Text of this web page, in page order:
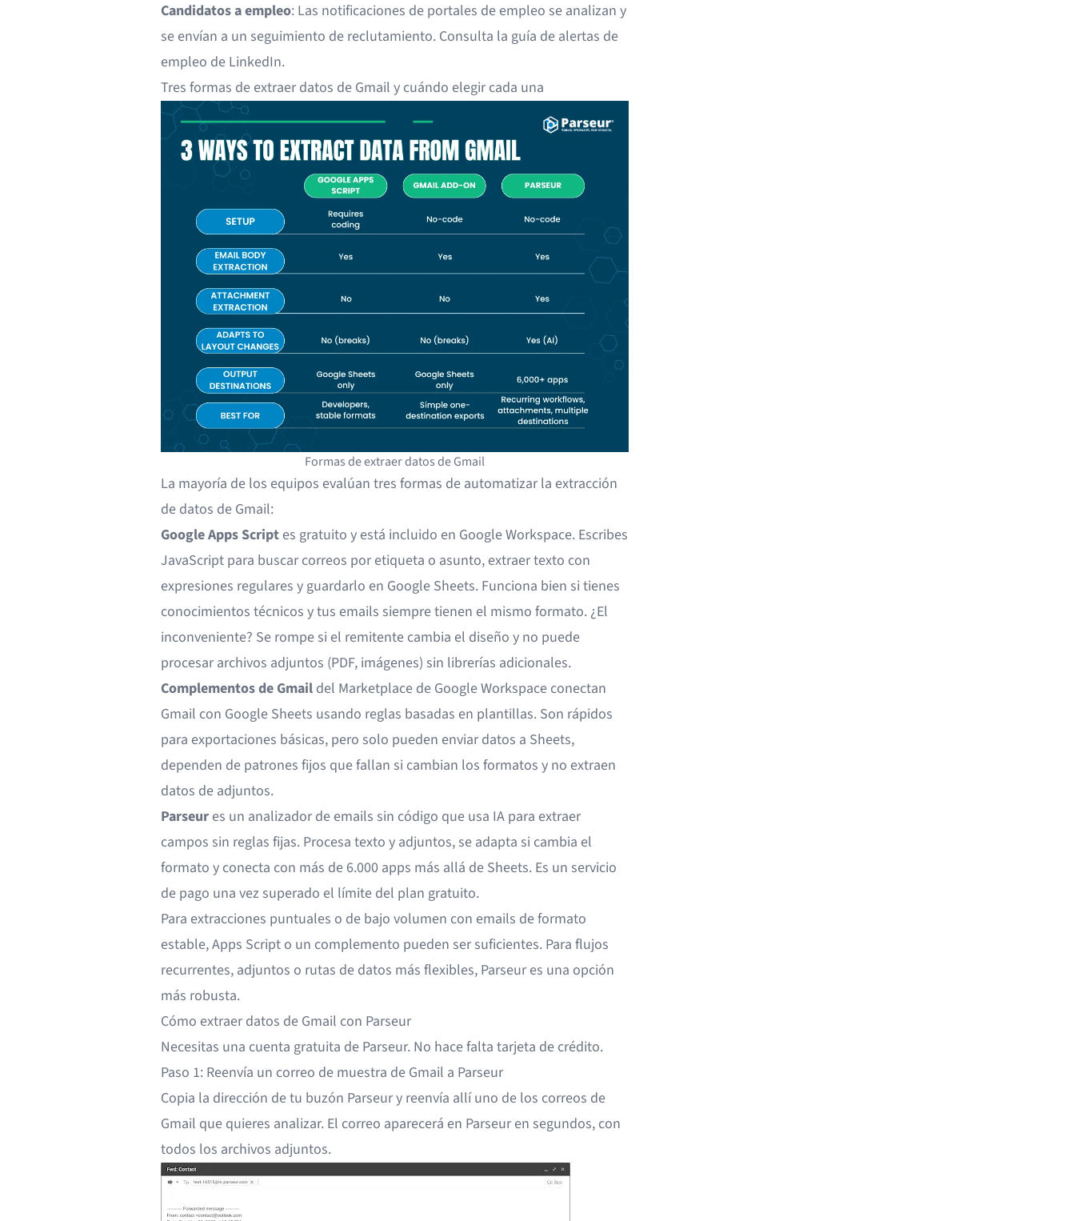
Candidatos a empleo: Las notificaciones de portales de empleo se analizan y
se envían a un seguimiento de reclutamiento. Consulta la guía de alertas de
empleo de LinkedIn.
Tres formas de extraer datos de Gmail y cuándo elegir cada una
Formas de extraer datos de Gmail
La mayoría de los equipos evalúan tres formas de automatizar la extracción
de datos de Gmail:
Google Apps Scriptes gratuito y está incluido en Google Workspace. Escribes
JavaScript para buscar correos por etiqueta o asunto, extraer texto con
expresiones regulares y guardarlo en Google Sheets. Funciona bien si tienes
conocimientos técnicos y tus emails siempre tienen el mismo formato. ¿El
inconveniente? Se rompe si el remitente cambia el diseño y no puede
procesar archivos adjuntos (PDF, imágenes) sin librerías adicionales.
Complementos de Gmaildel Marketplace de Google Workspace conectan
Gmail con Google Sheets usando reglas basadas en plantillas. Son rápidos
para exportaciones básicas, pero solo pueden enviar datos a Sheets,
dependen de patrones fijos que fallan si cambian los formatos y no extraen
datos de adjuntos.
Parseures un analizador de emails sin código que usa IA para extraer
campos sin reglas fijas. Procesa texto y adjuntos, se adapta si cambia el
formato y conecta con más de 6.000 apps más allá de Sheets. Es un servicio
de pago una vez superado el límite del plan gratuito.
Para extracciones puntuales o de bajo volumen con emails de formato
estable, Apps Script o un complemento pueden ser suficientes. Para flujos
recurrentes, adjuntos o rutas de datos más flexibles, Parseur es una opción
más robusta.
Cómo extraer datos de Gmail con Parseur
Necesitas una cuenta gratuita de Parseur. No hace falta tarjeta de crédito.
Paso 1: Reenvía un correo de muestra de Gmail a Parseur
Copia la dirección de tu buzón Parseur y reenvía allí uno de los correos de
Gmail que quieres analizar. El correo aparecerá en Parseur en segundos, con
todos los archivos adjuntos.